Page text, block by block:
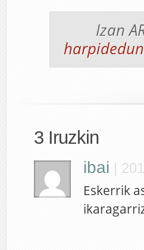
Izan
harpidedun
3 Iruzkin
ibai |
Eskerrik